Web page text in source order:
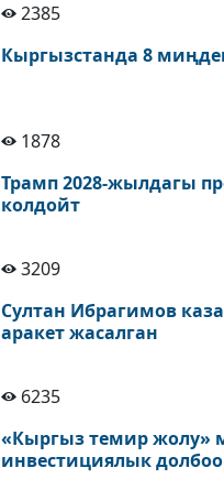
2385
Кыргызстанда 8
1878
Трамп 2028-жылдагы
колдойт
3209
Султан Ибрагимов
аракет жасалган
6235
«Кыргыз темир жолу»
инвестициялык